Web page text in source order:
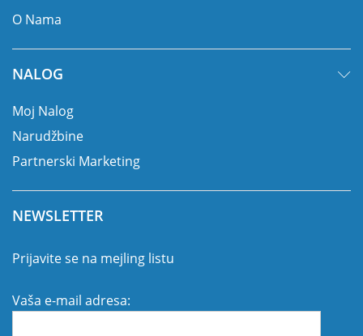
O Nama
NALOG
Moj Nalog
Narudžbine
Partnerski Marketing
NEWSLETTER
Prijavite se na mejling listu
Vaša e-mail adresa: